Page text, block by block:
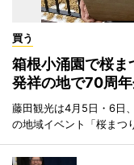
買う
箱根小涌園で桜
発祥の地で70周
藤田観光は4月5日・6日
の地域イベント「桜まつ